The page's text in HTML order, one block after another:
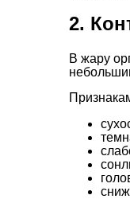
2.
В жару